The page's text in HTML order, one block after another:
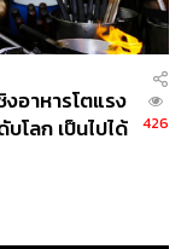
อาหารโตแรง
โลก เป็นไปได้
426